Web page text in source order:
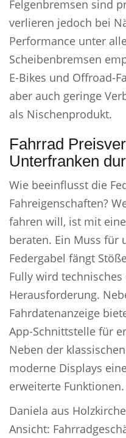
Felgenbremsen sind
verlieren jedoch bei
Performance unter
Scheibenbremsen
E-Bikes und Offroad-
aber auch geringe
als Nischenprodukt.
Fahrrad
Unterfranken
Wie beeinflusst die
Fahreigenschaften?
fahren will, ist mit
beraten. Ein Muss für
Federgabel fängt
Fully wird
Herausforderung.
Fahrdatenanzeige
App-Schnittstelle für
Neben der
moderne Displays
erweiterte Funktionen.
Daniela aus
Ansicht: